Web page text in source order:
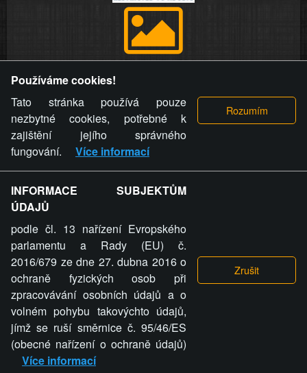
videa a komentáře. Osoba, které se toto opatření provozovatele
stránky týče, ani osoba, která umístila fotografii nebo video na
stránku, nemůže z důvodu odstranění fotografie, videa nebo
komentáře pro výše uvedenou okolnost uplatnit vůči
provozovateli stránky žádný nárok na náhradu škody nebo
nemajetkové újmy.
ZVRÁCENÝ.CZ - Svět není zvrácenej. To jen
ty lidi...
ZVRÁCENÝ.CZ
PRAVIDLA A PODMÍNKY GDPR
Používáme cookies!
Tato stránka používá pouze
nezbytné cookies, potřebné k
zajištění jejího správného
fungování.
Více informací
INFORMACE SUBJEKTŮM
ÚDAJŮ
podle čl. 13 nařízení Evropského
parlamentu a Rady (EU) č.
2016/679 ze dne 27. dubna 2016 o
ochraně fyzických osob při
zpracovávání osobních údajů a o
volném pohybu takovýchto údajů,
jímž se ruší směrnice č. 95/46/ES
(obecné nařízení o ochraně údajů)
Více informací